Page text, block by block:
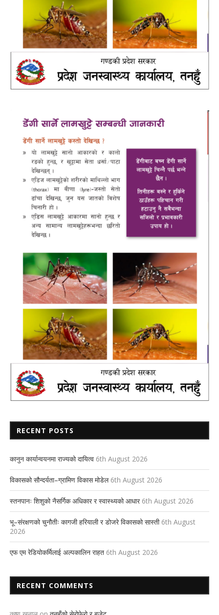
RECENT POSTS
कानुन कार्यान्वयनमा राज्यको दायित्व 6th August 2026
विकासको सौन्दर्यता–ग्रामिण विकास मोडेल 6th August 2026
स्तनपानः शिशुको नैसर्गिक अधिकार र स्वास्थ्यको आधार 6th August 2026
भू–संरक्षणको चुनौतीः कागजी हरियाली र डोजरे विकासको सास्ती 6th August
2026
एफ एम रेडियोकर्मिलाई अल्पकालिन राहत 6th August 2026
RECENT COMMENTS